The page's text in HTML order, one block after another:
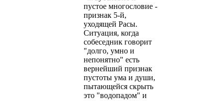
пустое многословие -
признак 5-й,
уходящей Расы.
Ситуация, когда
собеседник говорит
"долго, умно и
непонятно" есть
вернейший признак
пустоты ума и души,
пытающейся скрыть
это "водопадом" и